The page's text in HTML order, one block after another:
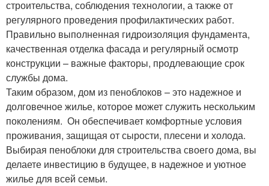
строительства, соблюдения технологии, а также от
регулярного проведения профилактических работ.
Правильно выполненная гидроизоляция фундамента,
качественная отделка фасада и регулярный осмотр
конструкции – важные факторы, продлевающие срок
службы дома. ️
Таким образом, дом из пеноблоков – это надежное и
долговечное жилье, которое может служить нескольким
поколениям. ‍‍‍ Он обеспечивает комфортные условия
проживания, защищая от сырости, плесени и холода.
Выбирая пеноблоки для строительства своего дома, вы
делаете инвестицию в будущее, в надежное и уютное
жилье для всей семьи.